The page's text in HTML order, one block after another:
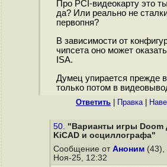
Про PCI-видеокарту это
да? Или реально не
первопня?
В зависимости от
чипсета оно может
ISA.
Думец упирается прежде
только потом в
Ответить Правка|
50. "Варианты игры Doom
KiCAD и осциллографа"
Сообщение от Аноним (43),
Ноя-25, 12:32